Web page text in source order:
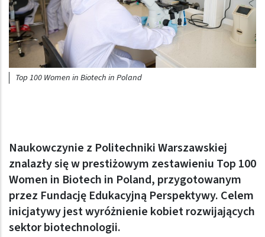
Top 100 Women in Biotech in Poland
Naukowczynie z Politechniki Warszawskiej
znalazły się w prestiżowym zestawieniu Top 100
Women in Biotech in Poland, przygotowanym
przez Fundację Edukacyjną Perspektywy. Celem
inicjatywy jest wyróżnienie kobiet rozwijających
sektor biotechnologii.